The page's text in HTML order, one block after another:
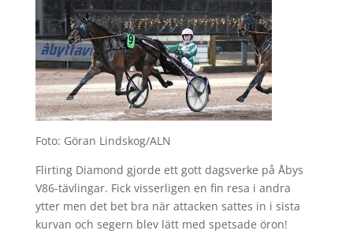
Foto: Göran Lindskog/ALN
Flirting Diamond gjorde ett gott dagsverke på Åbys
V86-tävlingar. Fick visserligen en fin resa i andra
ytter men det bet bra när attacken sattes in i sista
kurvan och segern blev lätt med spetsade öron!